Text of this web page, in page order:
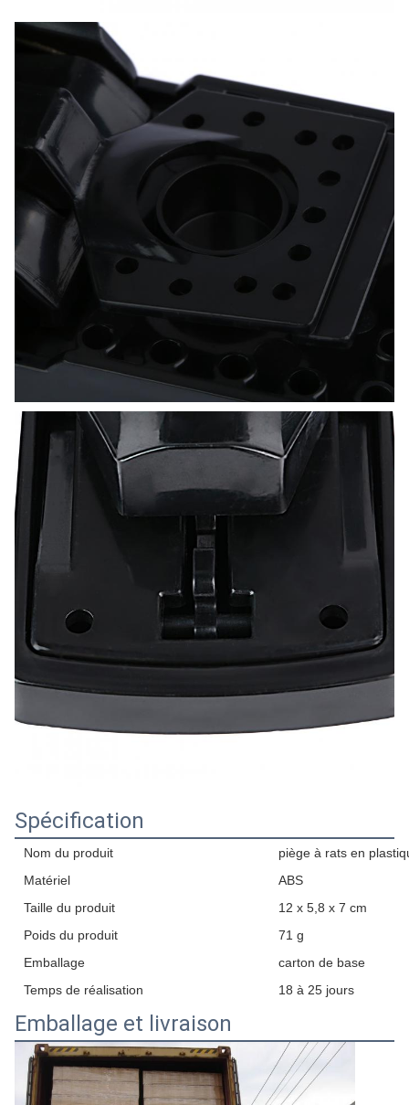
Spécification
Nom du produit
piège à rats en
Matériel
ABS
Taille du produit
12 x 5,8 x 7 cm
Poids du produit
71 g
Emballage
carton de base
Temps de réalisation
18 à 25 jours
Emballage et livraison